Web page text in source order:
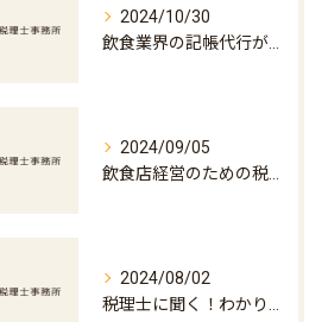
2024/10/30
2024/09/05
2024/08/02